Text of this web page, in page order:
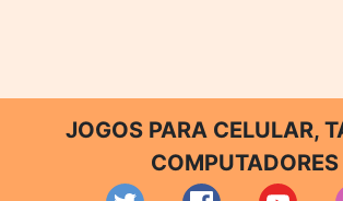
JOGOS PARA CELULAR,
COMPUTADORES